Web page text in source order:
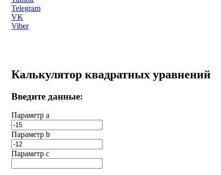
Telegram
VK
Viber
Калькулятор квадратных уравнений
Введите данные:
Параметр a
Параметр b
Параметр с